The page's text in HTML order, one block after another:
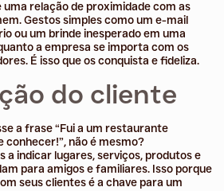
relação de proximidade com as
Gestos simples como um e-mail
ou um brinde inesperado em uma
a empresa se importa com os
É isso que os conquista e fideliza.
do cliente
a frase “Fui a um restaurante
não é mesmo?
a indicar lugares, serviços, produtos e
para amigos e familiares. Isso porque
seus clientes é a chave para um